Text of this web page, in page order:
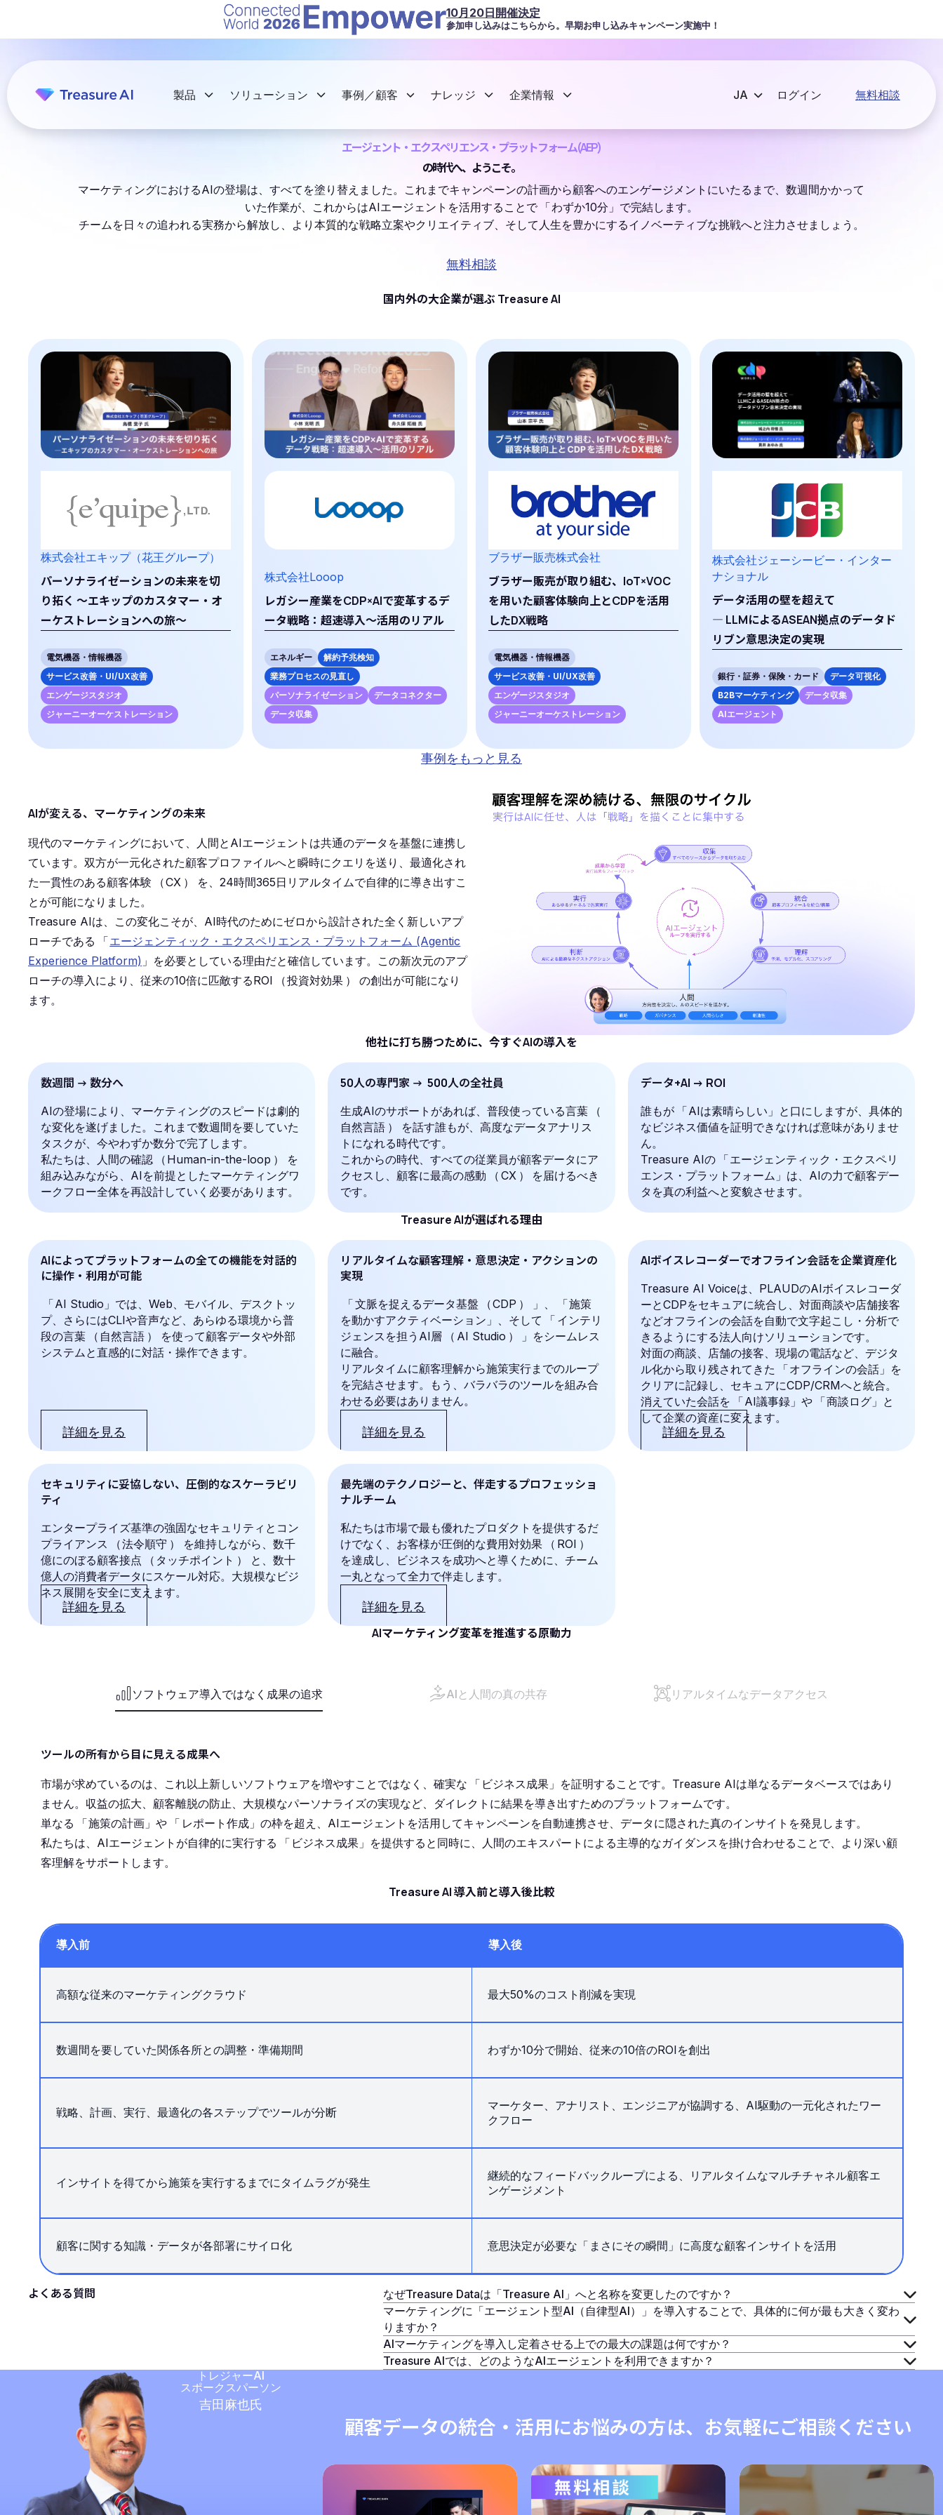
製品 ソリューション 事例／顧客 ナレッジ 企業情報 ログイン 無料相談
10月20日開催決定
参加申し込みはこちらから。早期お申し込みキャンペーン実施中！
エージェント・エクスペリエンス・プラットフォーム(AEP)
の時代へ、ようこそ。
マーケティングにおけるAIの登場は、すべてを塗り替えました。これまでキャンペーンの計画から顧客へのエンゲージメントにいたるまで、数週間かかって
いた作業が、これからはAIエージェントを活用することで
「わずか10分」で完結します。
チームを日々の追われる実務から解放し、より本質的な戦略立案やクリエイティブ、そして人生を豊かにするイノベーティブな挑戦へと注力させましょう。
無料相談
国内外の大企業が選ぶ Treasure AI
株式会社エキップ（花王グループ）
パーソナライゼーションの未来を切
り拓く ～エキップのカスタマー・オ
ーケストレーションへの旅～
電気機器・情報機器
サービス改善・UI/UX改善
エンゲージスタジオ
ジャーニーオーケストレーション
株式会社Looop
レガシー産業をCDP×AIで変革するデ
ータ戦略：超速導入～活用のリアル
エネルギー
解約予兆検知
業務プロセスの見直し
パーソナライゼーション
データコネクター
データ収集
ブラザー販売株式会社
ブラザー販売が取り組む、IoT×VOC
を用いた顧客体験向上とCDPを活用
したDX戦略
電気機器・情報機器
サービス改善・UI/UX改善
エンゲージスタジオ
ジャーニーオーケストレーション
株式会社ジェーシービー・インター
ナショナル
データ活用の壁を超えて
― LLMによるASEAN拠点のデータド
リブン意思決定の実現
銀行・証券・保険・カード
データ可視化
B2Bマーケティング
データ収集
AIエージェント
事例をもっと見る
AIが変える、マーケティングの未来
現代のマーケティングにおいて、人間とAIエージェントは共通のデータを基盤に連携し
ています。双方が一元化された顧客プロファイルへと瞬時にクエリを送り、最適化され
た一貫性のある顧客体験
（CX ）
を、24時間365日リアルタイムで自律的に導き出すこ
とが可能になりました。
Treasure AIは、この変化こそが、AI時代のためにゼロから設計された全く新しいアプ
ローチである
「エージェンティック・エクスペリエンス・プラットフォーム (Agentic
Experience Platform) 」を必要としている理由だと確信しています。この新次元のアプ
ローチの導入により、従来の10倍に匹敵するROI
（投資対効果 ） の創出が可能になり
ます。
他社に打ち勝つために、今すぐAIの導入を
数週間 → 数分へ
AIの登場により、マーケティングのスピードは劇的
な変化を遂げました。これまで数週間を要していた
タスクが、今やわずか数分で完了します。
私たちは、人間の確認
（ Human-in-the-loop ）
を
組み込みながら、AIを前提としたマーケティングワ
ークフロー全体を再設計していく必要があります。
50人の専門家 → 500人の全社員
生成AIのサポートがあれば、普段使っている言葉
（
自然言語 ）
を話す誰もが、高度なデータアナリス
トになれる時代です。
これからの時代、すべての従業員が顧客データにア
クセスし、顧客に最高の感動
（ CX ）
を届けるべき
です。
データ+AI → ROI
誰もが 「AIは素晴らしい」と口にしますが、具体的
なビジネス価値を証明できなければ意味がありませ
ん。
Treasure AIの
「エージェンティック・エクスペリ
エンス・プラットフォーム」は、AIの力で顧客デー
タを真の利益へと変貌させます。
Treasure AIが選ばれる理由
AIによってプラットフォームの全ての機能を対話的
に操作・利用が可能
「AI Studio」では、Web、モバイル、デスクトッ
プ、さらにはCLIや音声など、あらゆる環境から普
段の言葉
（ 自然言語 ）
を使って顧客データや外部
システムと直感的に対話・操作できます。
詳細を見る
リアルタイムな顧客理解・意思決定・アクションの
実現
「文脈を捉えるデータ基盤 （CDP ） 」、 「施策
を動かすアクティベーション」、そして
「 インテリ
ジェンスを担うAI層
（ AI Studio ）
」をシームレス
に融合。
リアルタイムに顧客理解から施策実行までのループ
を完結させます。もう、バラバラのツールを組み合
わせる必要はありません。
詳細を見る
AIボイスレコーダーでオフライン会話を企業資産化
Treasure AI Voiceは、PLAUDのAIボイスレコーダ
ーとCDPをセキュアに統合し、対面商談や店舗接客
などオフラインの会話を自動で文字起こし・分析で
きるようにする法人向けソリューションです。
対面の商談、店舗の接客、現場の電話など、デジタ
ル化から取り残されてきた
「オフラインの会話」を
クリアに記録し、セキュアにCDP/CRMへと統合。
消えていた会話を
「AI議事録」や 「商談ログ」と
して企業の資産に変えます。
詳細を見る
セキュリティに妥協しない、圧倒的なスケーラビリ
ティ
エンタープライズ基準の強固なセキュリティとコン
プライアンス
（法令順守 ）
を維持しながら、数千
億にのぼる顧客接点
（ タッチポイント ）
と、数十
億人の消費者データにスケール対応。大規模なビジ
ネス展開を安全に支えます。
詳細を見る
最先端のテクノロジーと、伴走するプロフェッショ
ナルチーム
私たちは市場で最も優れたプロダクトを提供するだ
けでなく、お客様が圧倒的な費用対効果
（ ROI ）
を達成し、ビジネスを成功へと導くために、チーム
一丸となって全力で伴走します。
詳細を見る
AIマーケティング変革を推進する原動力
ソフトウェア導入ではなく成果の追求 AIと人間の真の共存 リアルタイムなデータアクセス
ツールの所有から目に見える成果へ
市場が求めているのは、これ以上新しいソフトウェアを増やすことではなく、確実な 「 ビジネス成果」を証明することです。Treasure AIは単なるデータベースではあり
ません。収益の拡大、顧客離脱の防止、大規模なパーソナライズの実現など、ダイレクトに結果を導き出すためのプラットフォームです。
単なる
「施策の計画」や 「 レポート作成」の枠を超え、AIエージェントを活用してキャンペーンを自動連携させ、データに隠された真のインサイトを発見します。
私たちは、AIエージェントが自律的に実行する
「 ビジネス成果」を提供すると同時に、人間のエキスパートによる主導的なガイダンスを掛け合わせることで、より深い顧
客理解をサポートします。
Treasure AI 導入前と導入後比較
導入前 導入後
高額な従来のマーケティングクラウド 最大50%のコスト削減を実現
数週間を要していた関係各所との調整・準備期間 わずか10分で開始、従来の10倍のROIを創出
戦略、計画、実行、最適化の各ステップでツールが分断
マーケター、アナリスト、エンジニアが協調する、AI駆動の一元化されたワー
クフロー
インサイトを得てから施策を実行するまでにタイムラグが発生
継続的なフィードバックループによる、リアルタイムなマルチチャネル顧客エ
ンゲージメント
顧客に関する知識・データが各部署にサイロ化 意思決定が必要な 「 まさにその瞬間」に高度な顧客インサイトを活用
よくある質問
なぜTreasure Dataは「Treasure AI」へと名称を変更したのですか？
マーケティングに「エージェント型AI（自律型AI）」を導入することで、具体的に何が最も大きく変わ
りますか？
AIマーケティングを導入し定着させる上での最大の課題は何ですか？
Treasure AIでは、どのようなAIエージェントを利用できますか？
トレジャーAI
スポークスパーソン
吉田麻也氏
顧客データの統合・活用にお悩みの方は、お気軽にご相談ください